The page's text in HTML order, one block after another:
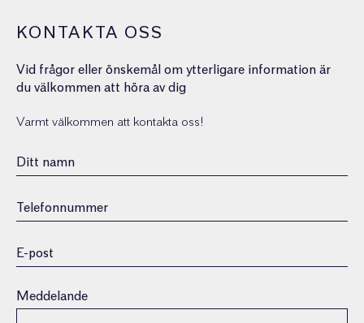
KONTAKTA OSS
Vid frågor eller önskemål om ytterligare information är
du välkommen att höra av dig
Varmt välkommen att kontakta oss!
Namn
(Obligatoriskt)
Telefonnummer
(Obligatoriskt)
E-
post
Meddelande